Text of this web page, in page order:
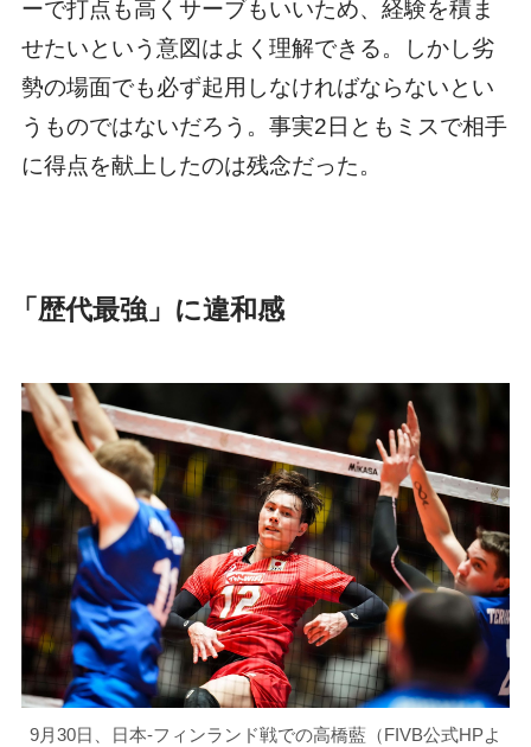
ーで打点も高くサーブもいいため、経験を積ま
せたいという意図はよく理解できる。しかし劣
勢の場面でも必ず起用しなければならないとい
うものではないだろう。事実2日ともミスで相手
に得点を献上したのは残念だった。
「歴代最強」に違和感
9月30日、日本-フィンランド戦での高橋藍（FIVB公式HPよ